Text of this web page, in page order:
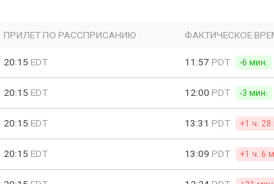
ПРИЛЕТ ПО РАССПРИСАНИЮ ФАКТИЧЕСКОЕ
20:15 EDT 11:57 PDT -6 мин.
20:15 EDT 12:00 PDT -3 мин.
20:15 EDT 13:31 PDT +1 ч. 28
20:15 EDT 13:09 PDT +1 ч. 6